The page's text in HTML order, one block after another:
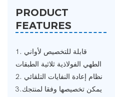
PRODUCT
FEATURES
1. قابلة للتخصيص لأواني
الطهي الفولاذية ثلاثية الطبقات
2. نظام إعادة النفايات التلقائي
3.يمكن تخصيصها وفقا لمنتجك